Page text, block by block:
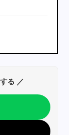
る ／